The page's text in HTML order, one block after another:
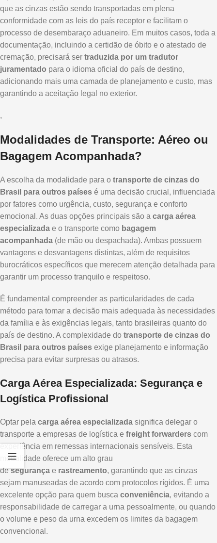
que as cinzas estão sendo transportadas em plena
conformidade com as leis do país receptor e facilitam o
processo de desembaraço aduaneiro. Em muitos casos, toda a
documentação, incluindo a certidão de óbito e o atestado de
cremação, precisará ser traduzida por um tradutor
juramentado para o idioma oficial do país de destino,
adicionando mais uma camada de planejamento e custo, mas
garantindo a aceitação legal no exterior.
,
Modalidades de Transporte: Aéreo ou
Bagagem Acompanhada?
A escolha da modalidade para o transporte de cinzas do
Brasil para outros países é uma decisão crucial, influenciada
por fatores como urgência, custo, segurança e conforto
emocional. As duas opções principais são a carga aérea
especializada e o transporte como bagagem
acompanhada (de mão ou despachada). Ambas possuem
vantagens e desvantagens distintas, além de requisitos
burocráticos específicos que merecem atenção detalhada para
garantir um processo tranquilo e respeitoso.
É fundamental compreender as particularidades de cada
método para tomar a decisão mais adequada às necessidades
da família e às exigências legais, tanto brasileiras quanto do
país de destino. A complexidade do transporte de cinzas do
Brasil para outros países exige planejamento e informação
precisa para evitar surpresas ou atrasos.
Carga Aérea Especializada: Segurança e
Logística Profissional
Optar pela carga aérea especializada significa delegar o
transporte a empresas de logística e freight forwarders com
experiência em remessas internacionais sensíveis. Esta
modalidade oferece um alto grau
desegurança e rastreamento, garantindo que as cinzas
sejam manuseadas de acordo com protocolos rígidos. É uma
excelente opção para quem busca conveniência, evitando a
responsabilidade de carregar a urna pessoalmente, ou quando
o volume e peso da urna excedem os limites da bagagem
convencional.